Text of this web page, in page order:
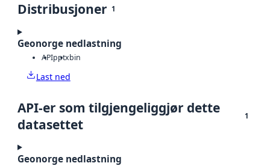
Distribusjoner 1
Geonorge nedlastning
APIpptxbin
Last ned
API-er som tilgjengeliggjør dette
datasettet
1
Geonorge nedlastning